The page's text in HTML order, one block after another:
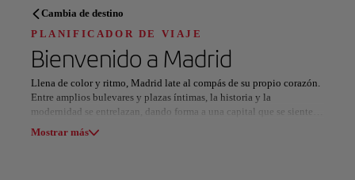
PLANIFICADOR DE VIAJE
Descubre tu próximo destino
Nuestros destinos
Cambia de destino
PLANIFICADOR DE VIAJE
Bienvenido a Madrid
Llena de color y ritmo, Madrid late al compás de su propio corazón.
Entre amplios bulevares y plazas íntimas, la historia y la
modernidad se entrelazan, dando forma a una capital que se siente a
la vez eterna y audazmente contemporánea.
Mostrar más